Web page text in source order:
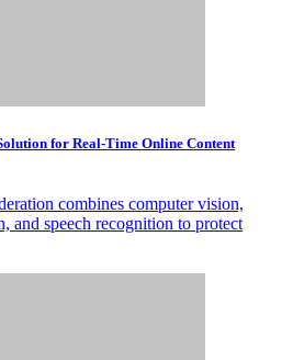
for Real-Time Online Content
combines computer vision,
and speech recognition to protect